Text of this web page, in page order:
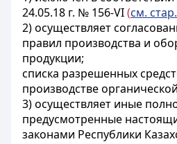
24.05.18 г. № 156-VI(см.
2) осуществляет
правил производства и
продукции;
списка разрешенных
производстве
3) осуществляет иные
предусмотренные
законами Республики